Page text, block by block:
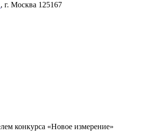
, г. Москва 125167
конкурса «Новое измерение»